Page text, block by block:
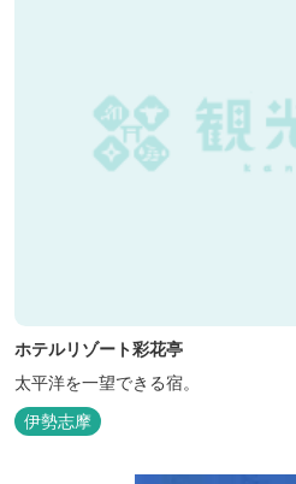
ホテルリゾート彩花亭
太平洋を一望できる宿。
伊勢志摩